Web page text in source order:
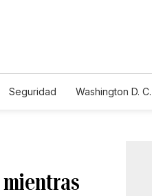
Seguridad Washington D. C.